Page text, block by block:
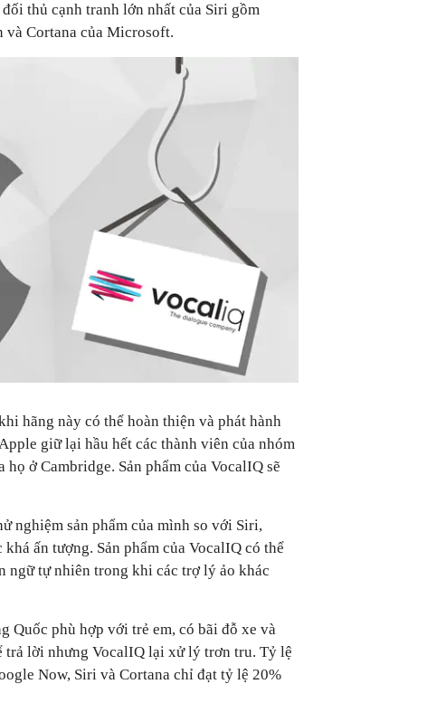
thủ cạnh tranh lớn nhất của Siri gồm
và Cortana của Microsoft.
hãng này có thể hoàn thiện và phát hành
giữ lại hầu hết các thành viên của nhóm
ở Cambridge. Sản phẩm của VocalIQ sẽ
nghiệm sản phẩm của mình so với Siri,
ấn tượng. Sản phẩm của VocalIQ có thể
ngữ tự nhiên trong khi các trợ lý ảo khác
Quốc phù hợp với trẻ em, có bãi đỗ xe và
trả lời nhưng VocalIQ lại xử lý trơn tru. Tỷ lệ
Now, Siri và Cortana chỉ đạt tỷ lệ 20%